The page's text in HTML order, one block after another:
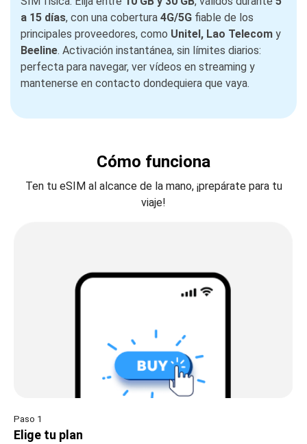
a 15 días, con una cobertura 4G/5G fiable de los
principales proveedores, como Unitel, Lao Telecom y
Beeline. Activación instantánea, sin límites diarios:
perfecta para navegar, ver vídeos en streaming y
mantenerse en contacto dondequiera que vaya.
Cómo funciona
Ten tu eSIM al alcance de la mano, ¡prepárate para tu
viaje!
Paso 1
Elige tu plan